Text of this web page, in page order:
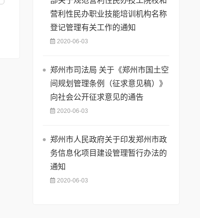
营利性民办职业技能培训机构名称
登记管理有关工作的通知
2020-06-03
郑州市司法局 关于《郑州市国土空
间规划管理条例（征求意见稿）》
向社会公开征求意见的通告
2020-06-03
郑州市人民政府关于印发郑州市政
务信息化项目建设管理暂行办法的
通知
2020-06-03